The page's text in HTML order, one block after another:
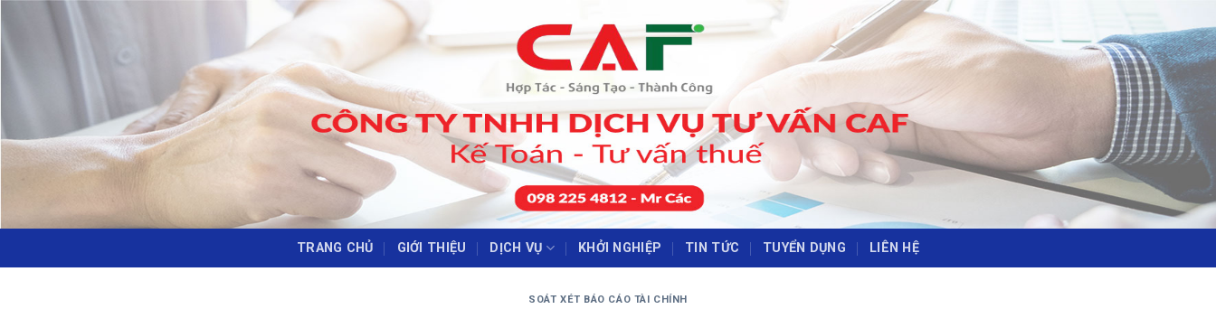
‹ ›
-
TRANG CHỦ GIỚI THIỆU DỊCH VỤ KHỞI NGHIỆP TIN TỨC TUYỂN DỤNG LIÊN HỆ
SOÁT XÉT BÁO CÁO TÀI CHÍNH